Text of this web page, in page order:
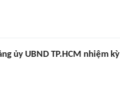
ủy UBND TP.HCM nhiệm kỳ